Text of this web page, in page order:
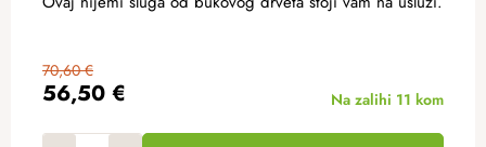
56,50 €
70,60 €
Na zalihi 11 kom